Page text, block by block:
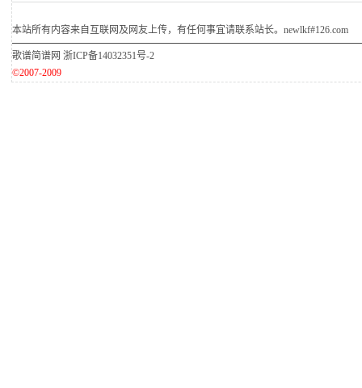
本站所有内容来自互联网及网友上传，有任何事宜请联系站长。newlkf#126.com
歌谱简谱网 浙ICP备14032351号-2
©2007-2009